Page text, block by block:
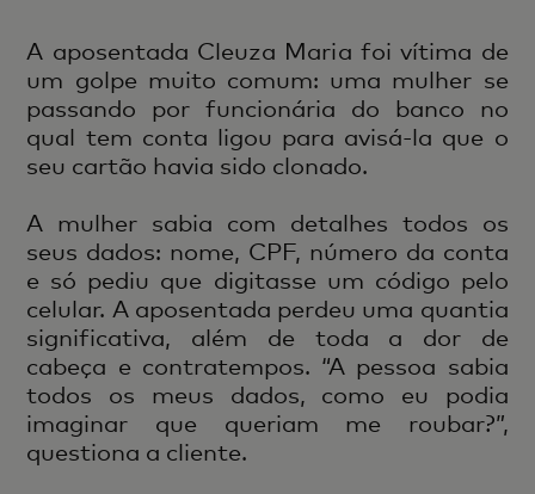
A aposentada Cleuza Maria foi vítima de
um golpe muito comum: uma mulher se
passando por funcionária do banco no
qual tem conta ligou para avisá-la que o
seu cartão havia sido clonado.
A mulher sabia com detalhes todos os
seus dados: nome, CPF, número da conta
e só pediu que digitasse um código pelo
celular. A aposentada perdeu uma quantia
significativa, além de toda a dor de
cabeça e contratempos. “A pessoa sabia
todos os meus dados, como eu podia
imaginar que queriam me roubar?”,
questiona a cliente.